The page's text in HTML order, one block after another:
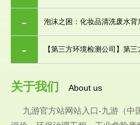
泡沫之困：化妆品清洗废水背
【第三方环境检测公司】第
关于我们 About us
九游官方站网站入口-九游（中